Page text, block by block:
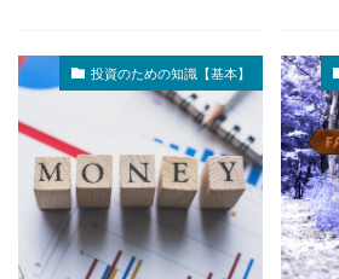
投資のための知識【基本】